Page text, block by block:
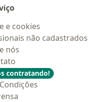
e cookies
não cadastrados
nós
contratando!